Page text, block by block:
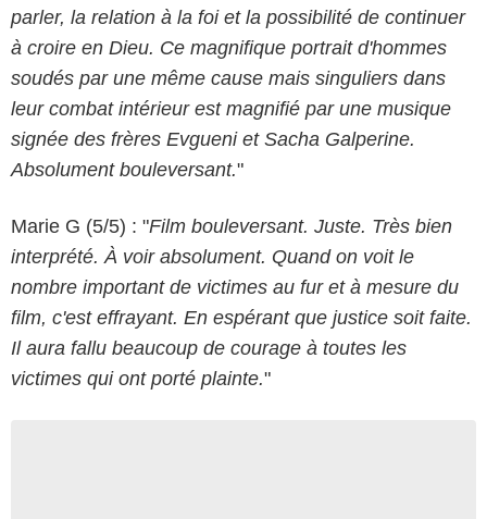
parler, la relation à la foi et la possibilité de continuer
à croire en Dieu. Ce magnifique portrait d'hommes
soudés par une même cause mais singuliers dans
leur combat intérieur est magnifié par une musique
signée des frères Evgueni et Sacha Galperine.
Absolument bouleversant."
Marie G (5/5) : "Film bouleversant. Juste. Très bien
interprété. À voir absolument. Quand on voit le
nombre important de victimes au fur et à mesure du
film, c'est effrayant. En espérant que justice soit faite.
Il aura fallu beaucoup de courage à toutes les
victimes qui ont porté plainte."